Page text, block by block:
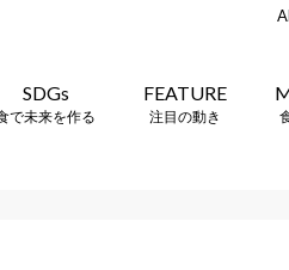
SDGs
で未来を作る
FEATURE
注目の動き